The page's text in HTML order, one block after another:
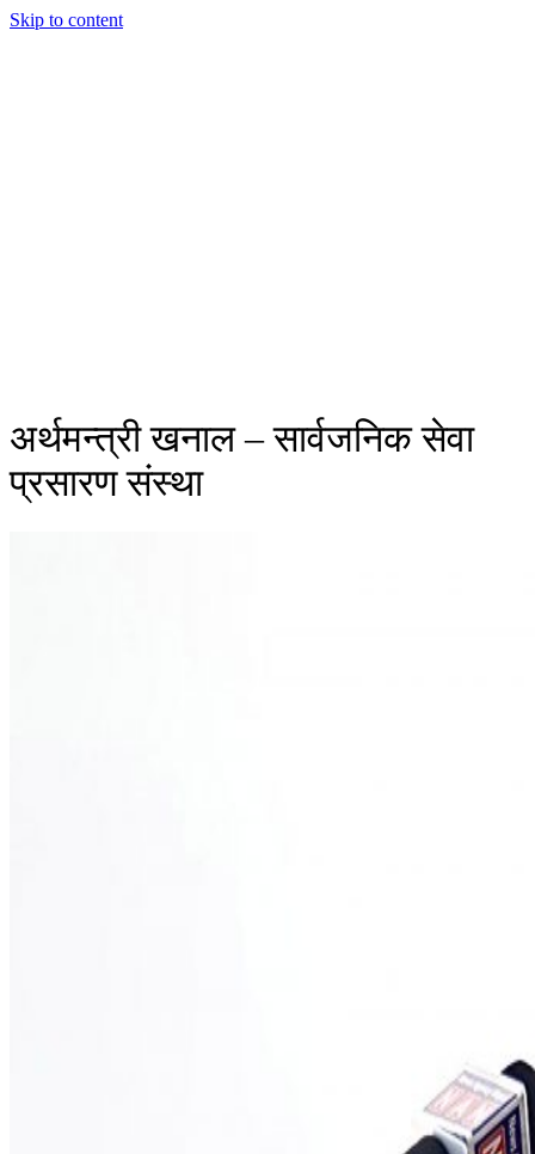
Skip to content
अर्थमन्त्री खनाल – सार्वजनिक सेवा
प्रसारण संस्था